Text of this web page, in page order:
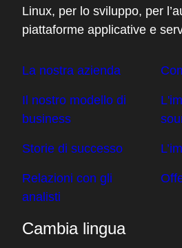
Linux, per lo sviluppo, per
piattaforme applicative e
La nostra azienda
Il nostro modello di
business
Storie di successo
Relazioni con gli
analisti
Cambia lingua